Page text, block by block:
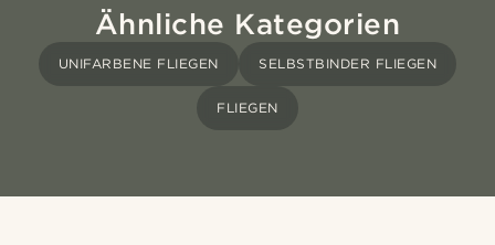
Ähnliche Kategorien
UNIFARBENE FLIEGEN SELBSTBINDER FLIEGEN
FLIEGEN